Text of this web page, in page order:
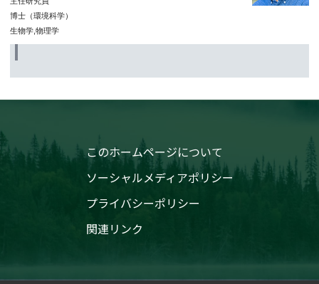
博士（環境科学）
生物学,物理学
このホームページについて
ソーシャルメディアポリシー
プライバシーポリシー
関連リンク